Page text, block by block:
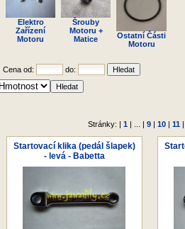
Elektro
Zařízení
Motoru
Šrouby
Motoru +
Matice
Ostatní Části
Motoru
Cena od: do:
Stránky: | 1| ... | 9| 10| 11
Startovací klika (pedál šlapek)
- levá - Babetta